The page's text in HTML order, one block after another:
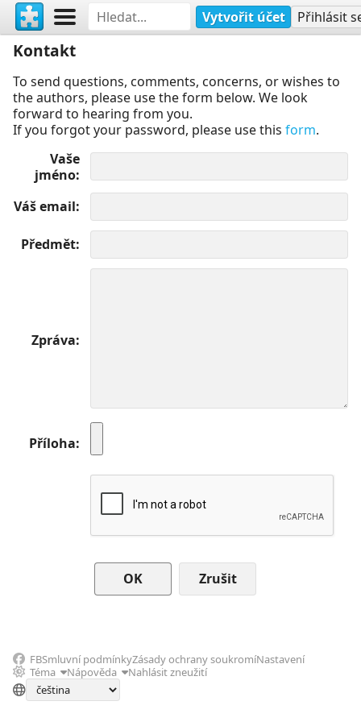
Vytvořit účet Přihlásit
Kontakt
To send questions, comments, concerns, or wishes to
the authors, please use the form below. We look
forward to hearing from you.
If you forgot your password, please use this form.
Vaše
jméno
Váš email
Předmět
Zpráva
Příloha
Zrušit
FBSmluvní podmínkyZásady ochrany soukromíNastavení
Téma
Nápověda Nahlásit zneužití